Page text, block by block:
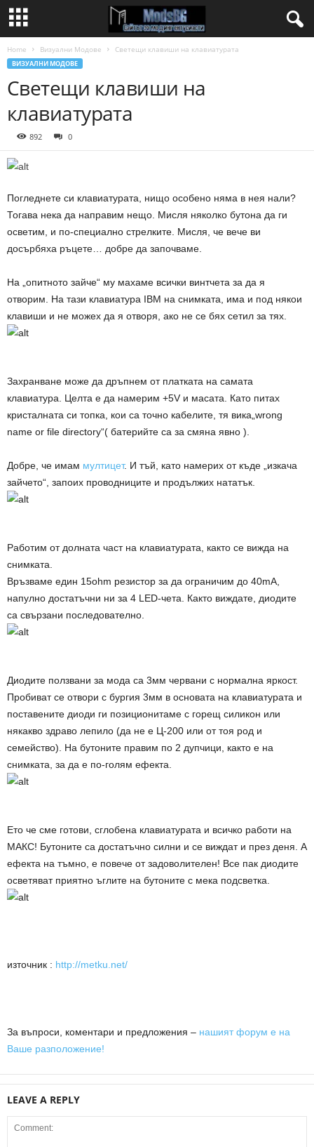
Home Визуални Модове Светещи клавиши на клавиатурата
ВИЗУАЛНИ МОДОВЕ
Светещи клавиши на
клавиатурата
892 0
Погледнете си клавиатурата, нищо особено няма в нея нали?
Тогава нека да направим нещо. Мисля няколко бутона да ги
осветим, и по-специално стрелките. Мисля, че вече ви
досърбяха ръцете… добре да започваме.
На „опитното зайче“ му махаме всички винтчета за да я
отворим. На тази клавиатура IBM на снимката, има и под някои
клавиши и не можех да я отворя, ако не се бях сетил за тях.
Захранване може да дръпнем от платката на самата
клавиатура. Целта е да намерим +5V и масата. Като питах
кристалната си топка, кои са точно кабелите, тя вика„wrong
name or file directory“( батерийте са за смяна явно ).
Добре, че имам мултицет. И тъй, като намерих от къде „изкача
зайчето“, запоих проводниците и продължих нататък.
Работим от долната част на клавиатурата, както се вижда на
снимката.
Връзваме един 15ohm резистор за да ограничим до 40mA,
напулно достатъчни ни за 4 LED-чета. Както виждате, диодите
са свързани последователно.
Диодите ползвани за мода са 3мм червани с нормална яркост.
Пробиват се отвори с бургия 3мм в основата на клавиатурата и
поставените диоди ги позиционитаме с горещ силикон или
някакво здраво лепило (да не е Ц-200 или от тоя род и
семейство). На бутоните правим по 2 дупчици, както е на
снимката, за да е по-голям ефекта.
Ето че сме готови, сглобена клавиатурата и всичко работи на
МАКС! Бутоните са достатъчно силни и се виждат и през деня. А
ефекта на тъмно, е повече от задоволителен! Все пак диодите
осветяват приятно ъглите на бутоните с мека подсветка.
източник : http://metku.net/
За въпроси, коментари и предложения – нашият форум е на
Ваше разположение!
LEAVE A REPLY